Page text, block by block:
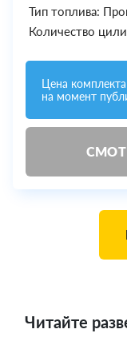
Тип топлива:
Количество
Цена
на момент
Читайте